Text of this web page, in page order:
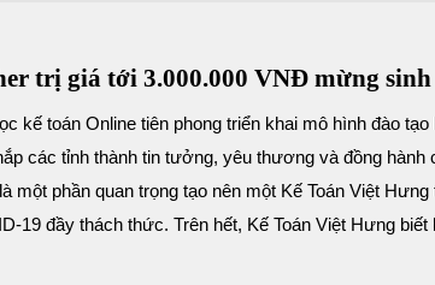
trị giá tới 3.000.000 VNĐ mừng
kế toán Online tiên phong triển khai mô hình đào
các tỉnh thành tin tưởng, yêu thương và đồng
một phần quan trọng tạo nên một Kế Toán Việt
19 đầy thách thức. Trên hết, Kế Toán Việt Hưng